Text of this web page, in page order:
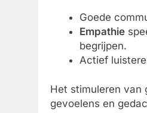
Goede
Empathie
begrijpen.
Actief
Het stimuleren van
gevoelens en